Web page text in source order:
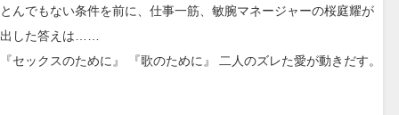
とんでもない条件を前に、仕事一筋、敏腕マネージャーの桜庭耀が
出した答えは……
『セックスのために』 『歌のために』 二人のズレた愛が動きだす。